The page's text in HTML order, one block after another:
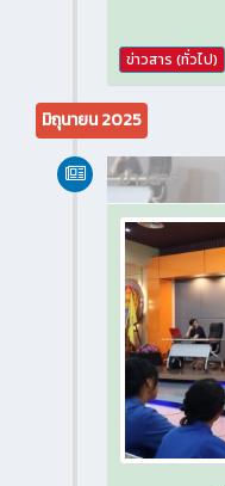
ข่าวสาร (ทั่วไป)
มิถุนายน 2025
ข่าวสาร